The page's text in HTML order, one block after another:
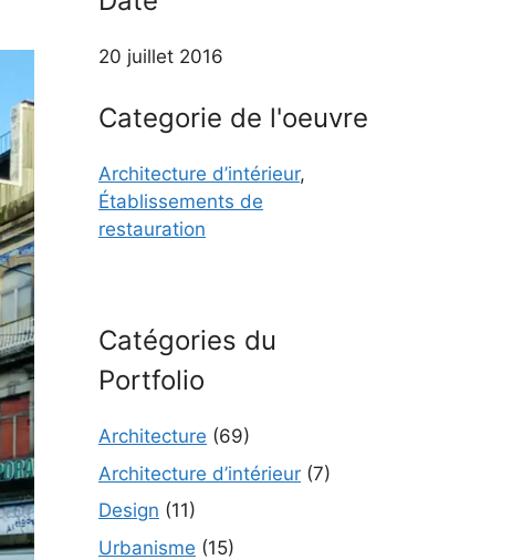
20 juillet 2016
Categorie de l'oeuvre
Architecture d’intérieur,
Établissements de
restauration
Catégories du
Portfolio
Architecture (69)
Architecture d’intérieur (7)
Design (11)
Urbanisme (15)